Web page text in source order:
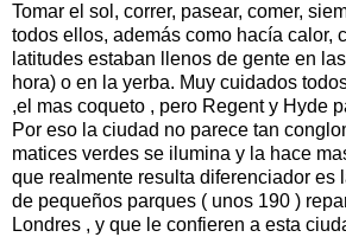
Tomar el sol, correr, pasear, comer,
todos ellos, además como hacía calor,
latitudes estaban llenos de gente en
hora) o en la yerba. Muy cuidados
,el mas coqueto , pero Regent y Hyde
Por eso la ciudad no parece tan
matices verdes se ilumina y la hace
que realmente resulta diferenciador es
de pequeños parques ( unos 190 )
Londres , y que le confieren a esta